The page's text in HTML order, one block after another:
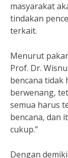
masyarakat
tindakan
terkait.
Menurut
Prof. Dr.
bencana tidak
berwenang,
semua harus
bencana, dan
cukup.”
Dengan